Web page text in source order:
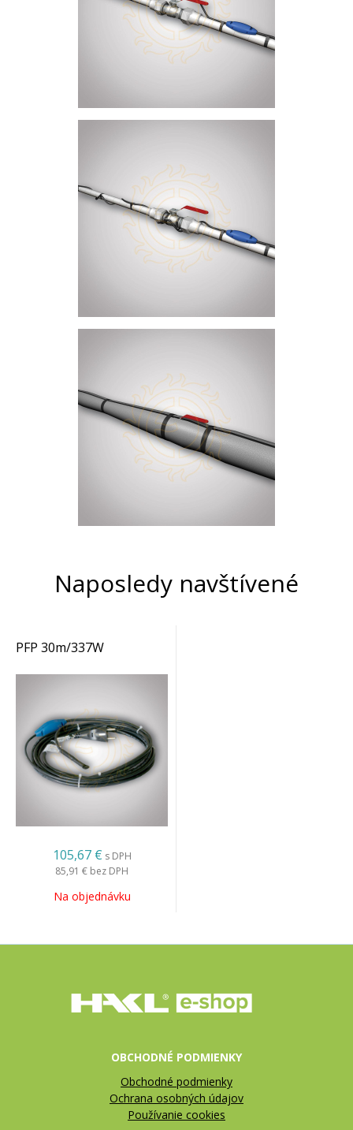
Naposledy navštívené
PFP 30m/337W
105,67 € s DPH
85,91 € bez DPH
Na objednávku
OBCHODNÉ PODMIENKY
Obchodné podmienky
Ochrana osobných údajov
Používanie cookies